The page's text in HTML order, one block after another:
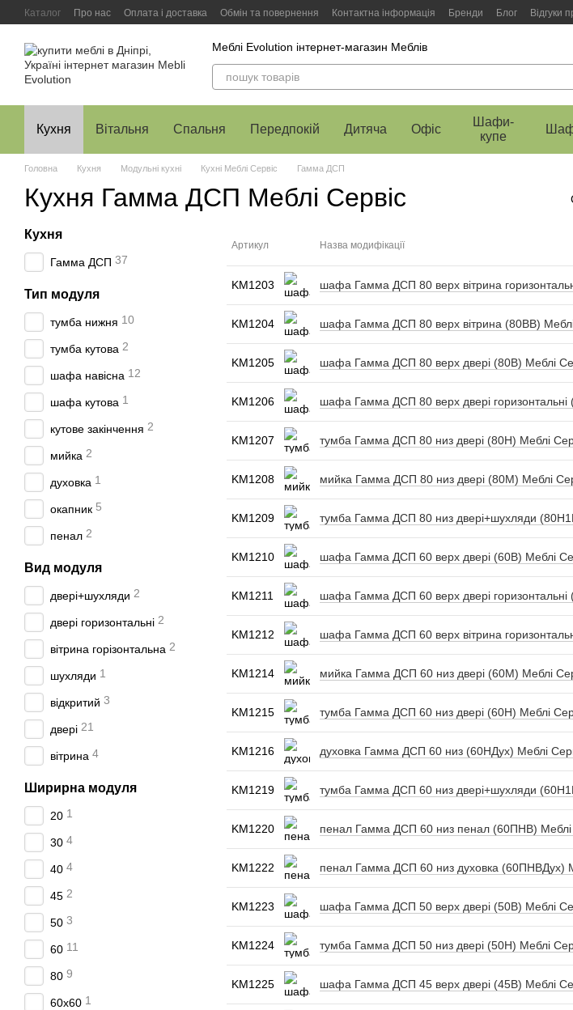
Перейти до основного контенту
Каталог Про нас Оплата і доставка Обмін та повернення Контактна інформація Бренди Блог Відгуки
Меблі Evolution інтернет-магазин Меблів
Кухня Вітальня Спальня Передпокій Дитяча Офіс
Шафи-
купе
Головна Кухня Модульні кухні Кухні Меблі Сервіс Гамма ДСП
Кухня Гамма ДСП Меблі Сервіс
Артикул Назва модифікації
KM1203 шафа Гамма ДСП 80 верх вітрина
KM1204 шафа Гамма ДСП 80 верх вітрина (80ВВ)
KM1205 шафа Гамма ДСП 80 верх двері (80В) Меблі
KM1206 шафа Гамма ДСП 80 верх двері горизонтальні
KM1207 тумба Гамма ДСП 80 низ двері (80Н) Меблі
KM1208 мийка Гамма ДСП 80 низ двері (80М) Меблі
KM1209 тумба Гамма ДСП 80 низ двері+шухляди
KM1210 шафа Гамма ДСП 60 верх двері (60В) Меблі
KM1211 шафа Гамма ДСП 60 верх двері горизонтальні
KM1212 шафа Гамма ДСП 60 верх вітрина
KM1214 мийка Гамма ДСП 60 низ двері (60М) Меблі
KM1215 тумба Гамма ДСП 60 низ двері (60Н) Меблі
KM1216 духовка Гамма ДСП 60 низ (60НДух) Меблі
KM1219 тумба Гамма ДСП 60 низ двері+шухляди
KM1220 пенал Гамма ДСП 60 низ пенал (60ПНВ) Меблі
KM1222 пенал Гамма ДСП 60 низ духовка (60ПНВДух)
KM1223 шафа Гамма ДСП 50 верх двері (50В) Меблі
KM1224 тумба Гамма ДСП 50 низ двері (50Н) Меблі
KM1225 шафа Гамма ДСП 45 верх двері (45В) Меблі
Кухня
Гамма ДСП 37
Тип модуля
тумба нижня 10
тумба кутова 2
шафа навісна 12
шафа кутова 1
кутове закінчення 2
мийка 2
духовка 1
окапник 5
пенал 2
Вид модуля
двері+шухляди 2
двері горизонтальні 2
вітрина горізонтальна 2
шухляди 1
відкритий 3
двері 21
вітрина 4
Ширирна модуля
20 1
30 4
40 4
45 2
50 3
60 11
80 9
60х60 1